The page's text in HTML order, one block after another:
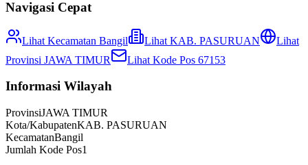
Navigasi Cepat
Lihat Kecamatan Bangil Lihat KAB. PASURUAN
Lihat
Provinsi JAWA TIMUR Lihat Kode Pos 67153
Informasi Wilayah
ProvinsiJAWA TIMUR
Kota/KabupatenKAB. PASURUAN
KecamatanBangil
Jumlah Kode Pos1